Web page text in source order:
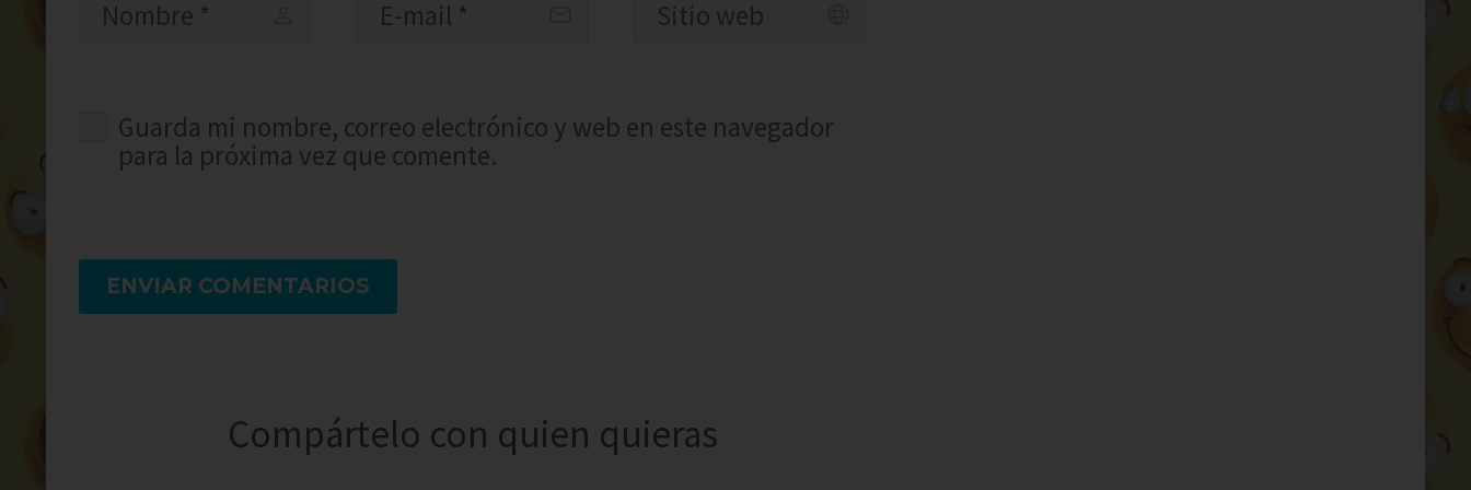
Guarda mi nombre, correo electrónico y web en este navegador
para la próxima vez que comente.
ENVIAR COMENTARIOS
Compártelo con quien quieras